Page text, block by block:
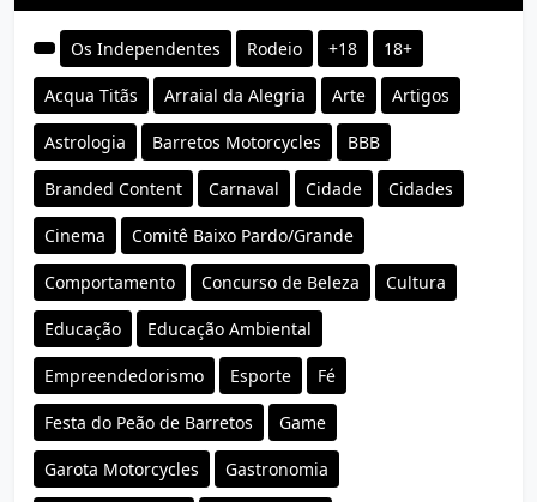
Os Independentes Rodeio +18 18+
Acqua Titãs Arraial da Alegria Arte Artigos
Astrologia Barretos Motorcycles BBB
Branded Content Carnaval Cidade Cidades
Cinema Comitê Baixo Pardo/Grande
Comportamento Concurso de Beleza Cultura
Educação Educação Ambiental
Empreendedorismo Esporte Fé
Festa do Peão de Barretos Game
Garota Motorcycles Gastronomia